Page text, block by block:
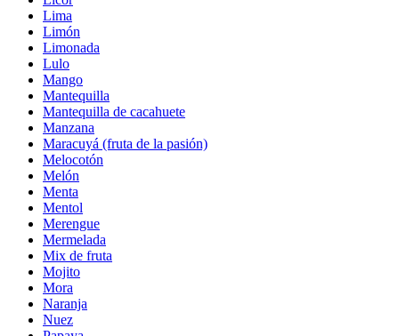
Lima
Limón
Limonada
Lulo
Mango
Mantequilla
Mantequilla de cacahuete
Manzana
Maracuyá (fruta de la pasión)
Melocotón
Melón
Menta
Mentol
Merengue
Mermelada
Mix de fruta
Mojito
Mora
Naranja
Nuez